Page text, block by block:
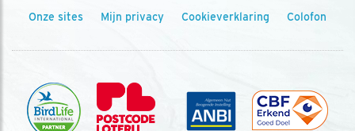
Onze sites Mijn privacy Cookieverklaring Colofon